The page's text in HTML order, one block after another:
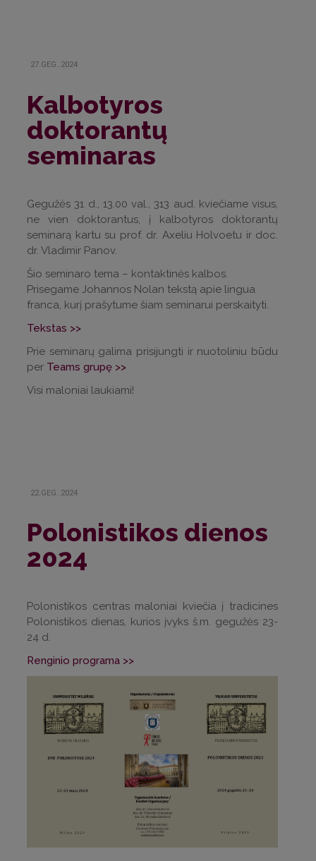
27.GEG..2024
Kalbotyros
doktorantų
seminaras
Gegužės 31 d., 13.00 val., 313 aud. kviečiame visus,
ne vien doktorantus, į kalbotyros doktorantų
seminarą kartu su prof. dr. Axeliu Holvoetu ir doc.
dr. Vladimir Panov.
Šio seminaro tema – kontaktinės kalbos.
Prisegame Johannos Nolan tekstą apie lingua
franca, kurį prašytume šiam seminarui perskaityti.
Tekstas >>
Prie seminarų galima prisijungti ir nuotoliniu būdu
per Teams grupę >>
Visi maloniai laukiami!
22.GEG..2024
Polonistikos dienos
2024
Polonistikos centras maloniai kviečia į tradicines
Polonistikos dienas, kurios įvyks š.m. gegužės 23-
24 d.
Renginio programa >>